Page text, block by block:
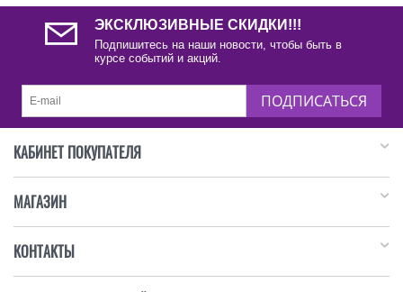
Подпишитесь на наши новости, чтобы быть в
КАБИНЕТ ПОКУПАТЕЛЯ
МАГАЗИН